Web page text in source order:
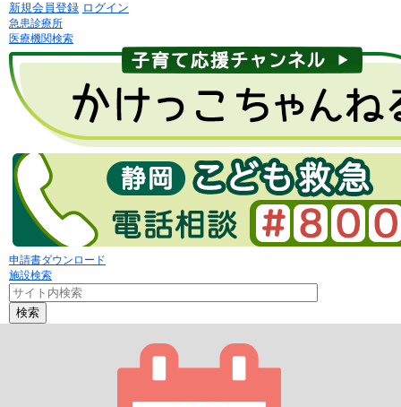
新規会員登録 ログイン
急患診療所
医療機関検索
申請書ダウンロード
施設検索
検索